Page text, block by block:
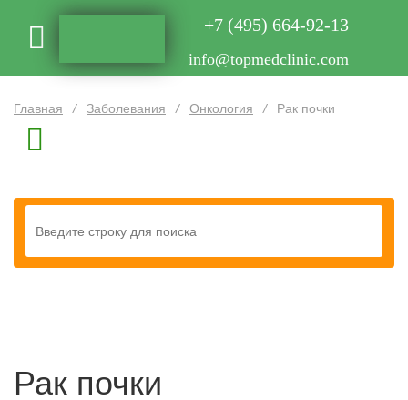
+7 (495) 664-92-13
info@topmedclinic.com
Главная / Заболевания / Онкология / Рак почки
Рак почки